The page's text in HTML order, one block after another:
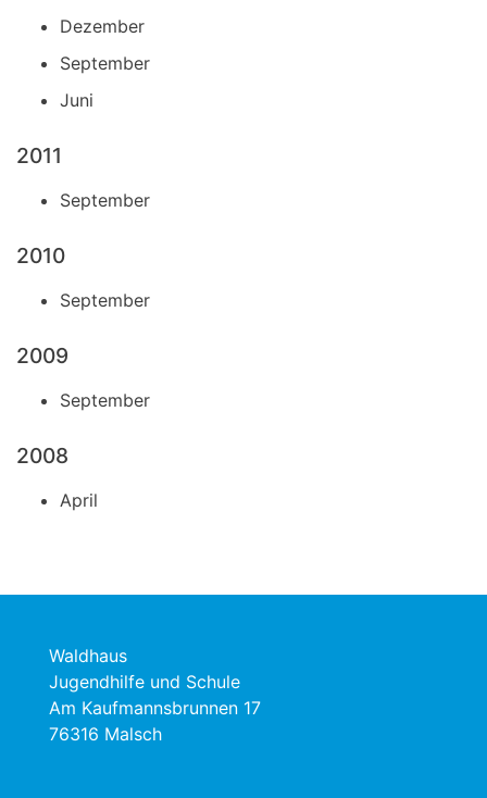
Dezember
September
Juni
2011
September
2010
September
2009
September
2008
April
Waldhaus
Jugendhilfe und Schule
Am Kaufmannsbrunnen 17
76316 Malsch